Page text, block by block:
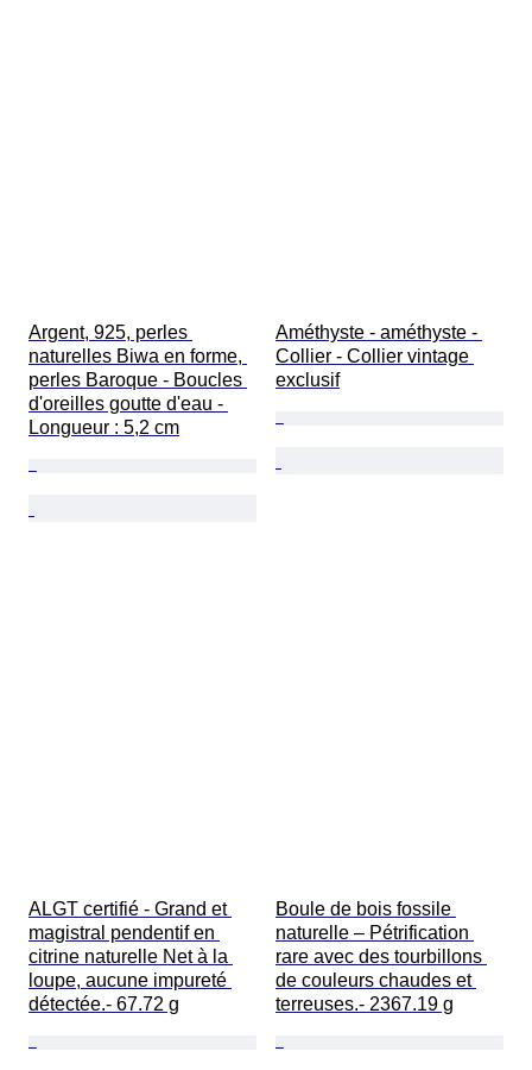
Argent, 925, perles
naturelles Biwa en forme,
perles Baroque - Boucles
d'oreilles goutte d'eau -
Longueur : 5,2 cm
Améthyste - améthyste -
Collier - Collier vintage
exclusif
ALGT certifié - Grand et
magistral pendentif en
citrine naturelle Net à la
loupe, aucune impureté
détectée.- 67.72 g
Boule de bois fossile
naturelle – Pétrification
rare avec des tourbillons
de couleurs chaudes et
terreuses.- 2367.19 g